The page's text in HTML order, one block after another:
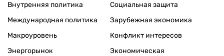
Внутренняя политика
Международная политика
Макроуровень
Энергорынок
Социальная защита
Зарубежная экономика
Конфликт интересов
Экономическая